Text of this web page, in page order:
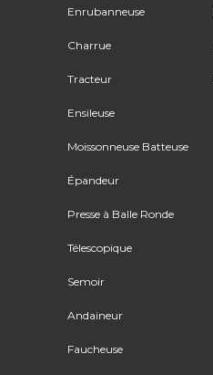
Enrubanneuse
Charrue
Tracteur
Ensileuse
Moissonneuse Batteuse
Épandeur
Presse à Balle Ronde
Télescopique
Semoir
Andaineur
Faucheuse